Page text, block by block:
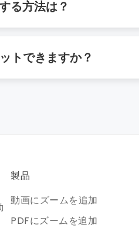
る方法は？
トできますか？
製品
動画にズームを追加
PDFにズームを追加